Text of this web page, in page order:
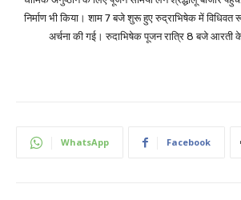
निर्माण भी किया। शाम 7 बजे शुरू हुए रुद्राभिषेक में
अर्चना की गई। रुदाभिषेक पूजन रात्रि 8 बजे
WhatsApp Facebook